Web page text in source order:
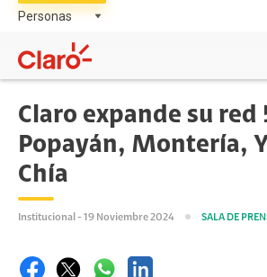
Claro expande su red
Popayán, Montería,
Chía
Institucional - 19 Noviembre 2024 SALA DE